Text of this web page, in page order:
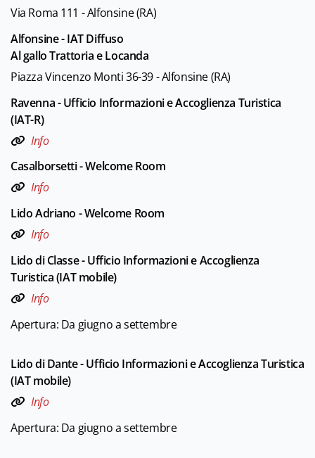
Via Roma 111 - Alfonsine (RA)
Alfonsine - IAT Diffuso
Al gallo Trattoria e Locanda
Piazza Vincenzo Monti 36-39 - Alfonsine (RA)
Ravenna - Ufficio Informazioni e Accoglienza Turistica
(IAT-R)
Info
Casalborsetti - Welcome Room
Info
Lido Adriano - Welcome Room
Info
Lido di Classe - Ufficio Informazioni e Accoglienza
Turistica (IAT mobile)
Info
Apertura: Da giugno a settembre
Lido di Dante - Ufficio Informazioni e Accoglienza Turistica
(IAT mobile)
Info
Apertura: Da giugno a settembre